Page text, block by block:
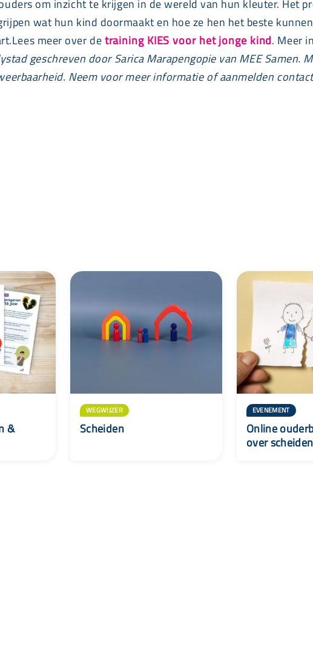
om inzicht te krijgen in de wereld van hun kleuter. Het
wat hun kind doormaakt en hoe ze hen het beste
meer over detraining KIES voor het jonge kind. Meer
geschreven door Sarica Marapengopie van MEE Samen.
Neem voor meer informatie of aanmelden
&
WEGWIJZER
Scheiden
EVENEMENT
Online
over scheiden